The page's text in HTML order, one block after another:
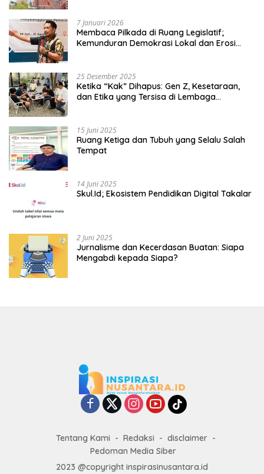
7 Januari 2026
Membaca Pilkada di Ruang Legislatif;
Kemunduran Demokrasi Lokal dan Erosi
25 Desember 2025
Ketika “Kak” Dihapus: Gen Z, Kesetaraan,
dan Etika yang Tersisa di Lembaga
15 Juni 2025
Ruang Ketiga dan Tubuh yang Selalu Salah
Tempat
14 Juni 2025
Skul.Id; Ekosistem Pendidikan Digital Takalar
2 Juni 2025
Jurnalisme dan Kecerdasan Buatan: Siapa
Mengabdi kepada Siapa?
Tentang Kami Redaksi
disclaimer
Pedoman Media Siber
2023 @copyright inspirasinusantara.id